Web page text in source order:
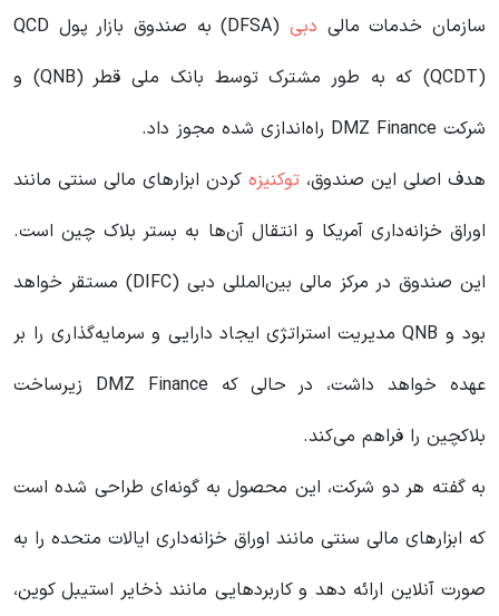
سازمان خدمات مالی دبی
(DFSA) به صندوق بازار پول QCD
(QCDT) که به طور مشترک توسط بانک ملی قطر (QNB) و
شرکت DMZ Finance راه‌اندازی شده مجوز داد.
هدف اصلی این صندوق،توکنیزه کردن ابزارهای مالی سنتی مانند
اوراق خزانه‌داری آمریکا و انتقال آن‌ها به بستر بلاک چین است.
این صندوق در مرکز مالی بین‌المللی دبی (DIFC) مستقر خواهد
بود و QNB مدیریت استراتژی ایجاد دارایی و سرمایه‌گذاری را بر
عهده خواهد داشت، در حالی که DMZ Finance زیرساخت
بلاکچین را فراهم می‌کند.
به گفته هر دو شرکت، این محصول به گونه‌ای طراحی شده است
که ابزارهای مالی سنتی مانند اوراق خزانه‌داری ایالات متحده را به
صورت آنلاین ارائه دهد و کاربردهایی مانند ذخایر استیبل کوین،